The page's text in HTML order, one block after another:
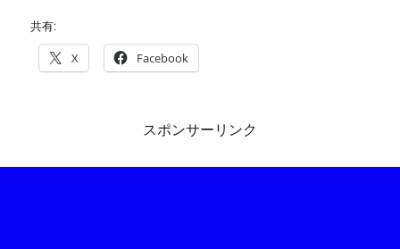
共有:
X Facebook
スポンサーリンク